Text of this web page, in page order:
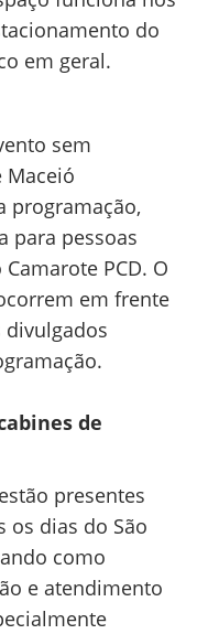
do
em geral.
sem
Maceió
programação,
para pessoas
PCD. O
em frente
divulgados
de
presentes
os dias do São
como
e atendimento